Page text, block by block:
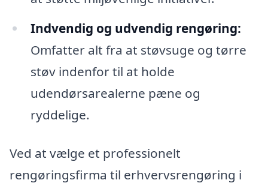
Indvendig og udvendig rengøring:
Omfatter alt fra at støvsuge og tørre
støv indenfor til at holde
udendørsarealerne pæne og
ryddelige.
Ved at vælge et professionelt
rengøringsfirma til erhvervsrengøring i